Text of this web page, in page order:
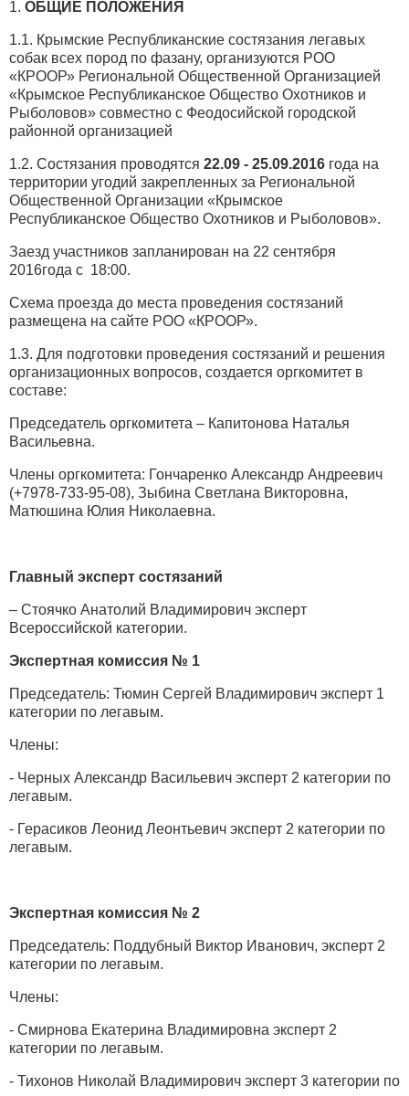
1. ОБЩИЕ ПОЛОЖЕНИЯ
1.1. Крымские Республиканские состязания легавых
собак всех пород по фазану, организуются РОО
«КРООР» Региональной Общественной Организацией
«Крымское Республиканское Общество Охотников и
Рыболовов» совместно с Феодосийской городской
районной организацией
1.2. Состязания проводятся 22.09 - 25.09.2016 года на
территории угодий закрепленных за Региональной
Общественной Организации «Крымское
Республиканское Общество Охотников и Рыболовов».
Заезд участников запланирован на 22 сентября
2016года с 18:00.
Схема проезда до места проведения состязаний
размещена на сайте РОО «КРООР».
1.3. Для подготовки проведения состязаний и решения
организационных вопросов, создается оргкомитет в
составе:
Председатель оргкомитета – Капитонова Наталья
Васильевна.
Члены оргкомитета: Гончаренко Александр Андреевич
(+7978-733-95-08), Зыбина Светлана Викторовна,
Матюшина Юлия Николаевна.
Главный эксперт состязаний
– Стоячко Анатолий Владимирович эксперт
Всероссийской категории.
Экспертная комиссия № 1
Председатель: Тюмин Сергей Владимирович эксперт 1
категории по легавым.
Члены:
- Черных Александр Васильевич эксперт 2 категории по
легавым.
- Герасиков Леонид Леонтьевич эксперт 2 категории по
легавым.
Экспертная комиссия № 2
Председатель: Поддубный Виктор Иванович, эксперт 2
категории по легавым.
Члены:
- Смирнова Екатерина Владимировна эксперт 2
категории по легавым.
- Тихонов Николай Владимирович эксперт 3 категории по